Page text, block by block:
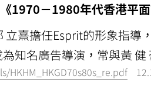
1970－1980年代香港平
熹擔任Esprit的形象指導
知名廣告導演，常與黃 健